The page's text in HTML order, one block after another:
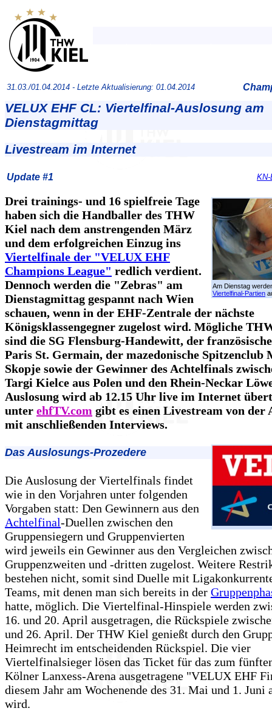
31.03./01.04.2014 - Letzte Aktualisierung: 01.04.2014
VELUX EHF CL: Viertelfinal-Auslosung am
Dienstagmittag
Livestream im Internet
Update #1
Am Dienstag
Viertelfinal-Partien
Drei trainings- und 16 spielfreie Tage
haben sich die Handballer des THW
Kiel nach dem anstrengenden März
und dem erfolgreichen Einzug ins
Viertelfinale der "VELUX EHF
Champions League" redlich verdient.
Dennoch werden die "Zebras" am
Dienstagmittag gespannt nach Wien
schauen, wenn in der EHF-Zentrale der nächste
Königsklassengegner zugelost wird. Mögliche
sind die SG Flensburg-Handewitt, der
Paris St. Germain, der mazedonische Spitzenclub
Skopje sowie der Gewinner des Achtelfinals
Targi Kielce aus Polen und den Rhein-Neckar
Auslosung wird ab 12.15 Uhr live im Internet
unter ehfTV.com gibt es einen Livestream von der
mit anschließenden Interviews.
Das Auslosungs-Prozedere
Die Auslosung der Viertelfinals findet
wie in den Vorjahren unter folgenden
Vorgaben statt: Den Gewinnern aus den
Achtelfinal-Duellen zwischen den
Gruppensiegern und Gruppenvierten
wird jeweils ein Gewinner aus den Vergleichen
Gruppenzweiten und -dritten zugelost. Weitere
bestehen nicht, somit sind Duelle mit
Teams, mit denen man sich bereits in der
hatte, möglich. Die Viertelfinal-Hinspiele werden
16. und 20. April ausgetragen, die Rückspiele
und 26. April. Der THW Kiel genießt durch den
Heimrecht im entscheidenden Rückspiel. Die vier
Viertelfinalsieger lösen das Ticket für das zum
Kölner Lanxess-Arena ausgetragene "VELUX EHF
diesem Jahr am Wochenende des 31. Mai und 1. Juni
wird.